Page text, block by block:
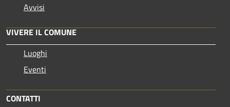
Avvisi
VIVERE IL COMUNE
Luoghi
Eventi
CONTATTI